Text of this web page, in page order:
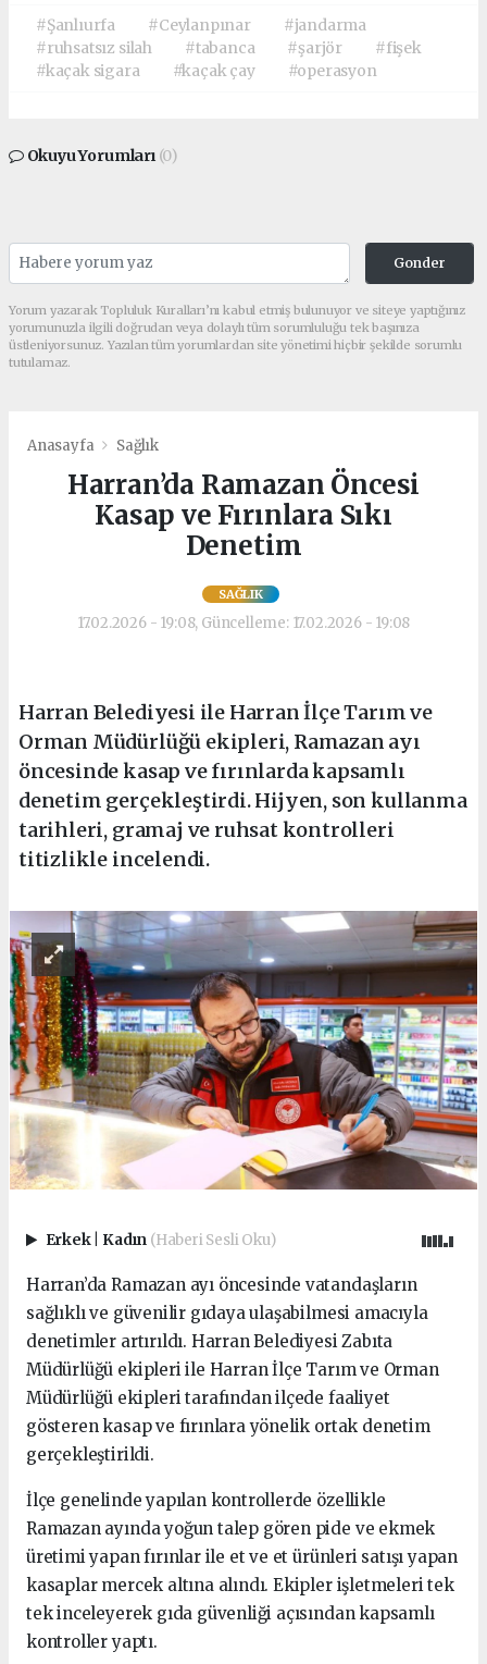
#Şanlıurfa #Ceylanpınar
#jandarma
#ruhsatsız silah
#tabanca #şarjör
#fişek
#kaçak sigara
#kaçak çay #operasyon
Okuyu Yorumları (0)
Gonder
Yorum yazarak Topluluk Kuralları’nı kabul etmiş bulunuyor ve siteye yaptığınız
yorumunuzla ilgili doğrudan veya dolaylı tüm sorumluluğu tek başınıza
üstleniyorsunuz. Yazılan tüm yorumlardan site yönetimi hiçbir şekilde sorumlu
tutulamaz.
Anasayfa Sağlık
Harran’da Ramazan Öncesi
Kasap ve Fırınlara Sıkı
Denetim
SAĞLIK
17.02.2026 - 19:08, Güncelleme: 17.02.2026 - 19:08
Harran Belediyesi ile Harran İlçe Tarım ve
Orman Müdürlüğü ekipleri, Ramazan ayı
öncesinde kasap ve fırınlarda kapsamlı
denetim gerçekleştirdi. Hijyen, son kullanma
tarihleri, gramaj ve ruhsat kontrolleri
titizlikle incelendi.
Erkek Kadın (Haberi Sesli Oku)
Harran’da Ramazan ayı öncesinde vatandaşların
sağlıklı ve güvenilir gıdaya ulaşabilmesi amacıyla
denetimler artırıldı. Harran Belediyesi Zabıta
Müdürlüğü ekipleri ile Harran İlçe Tarım ve Orman
Müdürlüğü ekipleri tarafından ilçede faaliyet
gösteren kasap ve fırınlara yönelik ortak denetim
gerçekleştirildi.
İlçe genelinde yapılan kontrollerde özellikle
Ramazan ayında yoğun talep gören pide ve ekmek
üretimi yapan fırınlar ile et ve et ürünleri satışı yapan
kasaplar mercek altına alındı. Ekipler işletmeleri tek
tek inceleyerek gıda güvenliği açısından kapsamlı
kontroller yaptı.